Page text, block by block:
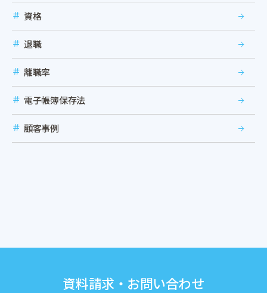
資格
退職
離職率
電子帳簿保存法
顧客事例
資料請求・お問い合わせ